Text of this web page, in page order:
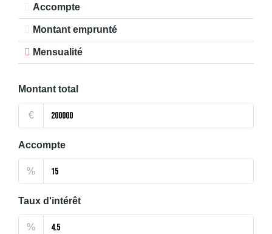
Accompte
Montant emprunté
Mensualité
Montant total
€
Accompte
%
Taux d'intérêt
%